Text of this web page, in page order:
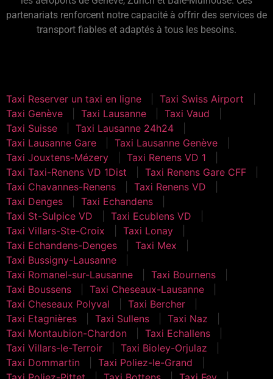
partenariats renforcent notre capacité à offrir des services de
transport fiables et adaptés à tous les besoins.
Taxi Reserver un taxi en ligne
Taxi Swiss Airport
Taxi Genève
Taxi Lausanne
Taxi Vaud
Taxi Suisse
Taxi Lausanne 24h24
Taxi Lausanne Gare
Taxi Lausanne Genève
Taxi Jouxtens-Mézery
Taxi Renens VD 1
Taxi Taxi-Renens VD 1Dist
Taxi Renens Gare CFF
Taxi Chavannes-Renens
Taxi Renens VD
Taxi Denges
Taxi Echandens
Taxi St-Sulpice VD
Taxi Ecublens VD
Taxi Villars-Ste-Croix
Taxi Lonay
Taxi Echandens-Denges
Taxi Mex
Taxi Bussigny-Lausanne
Taxi Romanel-sur-Lausanne
Taxi Bournens
Taxi Boussens
Taxi Cheseaux-Lausanne
Taxi Cheseaux Polyval
Taxi Bercher
Taxi Etagnières
Taxi Sullens
Taxi Naz
Taxi Montaubion-Chardon
Taxi Echallens
Taxi Villars-le-Terroir
Taxi Bioley-Orjulaz
Taxi Dommartin
Taxi Poliez-le-Grand